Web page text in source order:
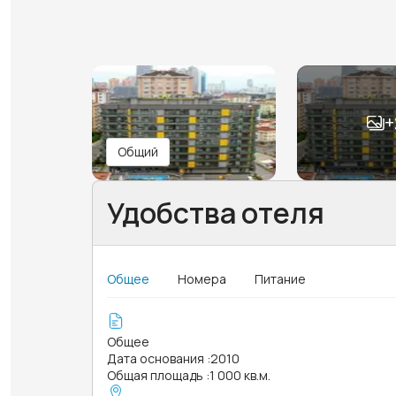
Общий
+
Удобства отеля
Общее Номера Питание
Общее
Дата основания :2010
Общая площадь :1 000 кв.м.